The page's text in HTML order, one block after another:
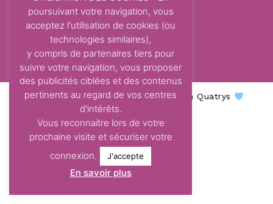
87 Avenue Dom Vayssette
Route de Brens
81600 Gaillac
contact@centre-odelys.fr
Centre Odelys © 2026 - Une création Quatrys
poursuivant votre navigation, vous
acceptez l'utilisation de cookies (ou
technologies similaires),
y compris de partenaires tiers pour
suivre votre navigation, vous proposer
des publicités ciblées et des contenus
pertinents au regard de vos centres
d'intérêts.
Vous reconnaitre lors de votre
prochaine visite et sécuriser votre
connexion.
J'accepte
En savoir plus